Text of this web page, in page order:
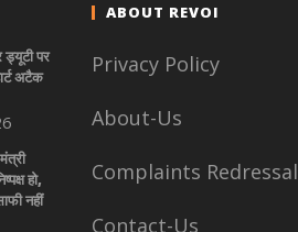
पर
अटैक
हो,
नहीं
ABOUT REVOI
Privacy Policy
About-Us
Complaints Redressal
Contact-Us